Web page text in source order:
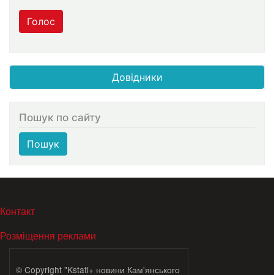
Голос
Довідники
Пошук по сайту
Пошук
МЕНЮ В ПОДВАЛЕ
Контакт
Розміщення реклами
© Copyright "Kstati+ новини Кам'янського